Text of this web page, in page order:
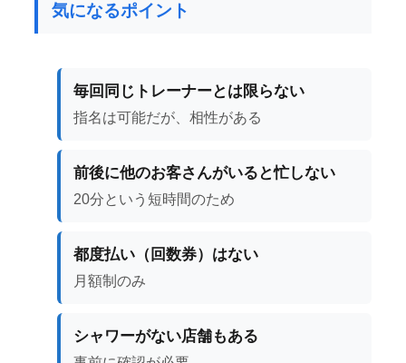
気になるポイント
毎回同じトレーナーとは限らない
指名は可能だが、相性がある
前後に他のお客さんがいると忙しない
20分という短時間のため
都度払い（回数券）はない
月額制のみ
シャワーがない店舗もある